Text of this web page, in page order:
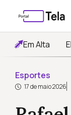
Em Alta
Esportes
17 de maio 2026